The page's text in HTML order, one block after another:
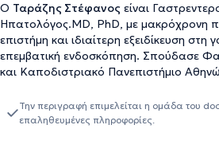
Ο Ταράζης Στέφανος είναι
Ηπατολόγος.MD, PhD, με μακρόχρονη
επιστήμη και ιδιαίτερη εξειδίκευση στη
επεμβατική ενδοσκόπηση. Σπούδασε
και Καποδιστριακό Πανεπιστήμιο
διδακτορικό του στην Ιατρική Σχολή
ειδικότητα της Γαστρεντερολογίας,
Την περιγραφή επιμελείται η ομάδα του
επαληθευμένες πληροφορίες.